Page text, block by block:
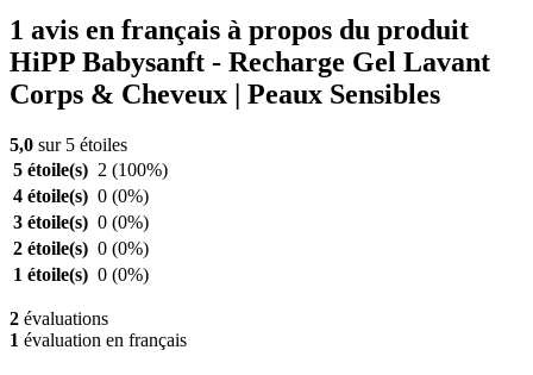
1 avis en français à propos du produit
HiPP Babysanft - Recharge Gel Lavant
Corps & Cheveux | Peaux Sensibles
5,0 sur 5 étoiles
5 étoile(s) 2 (100%)
4 étoile(s) 0 (0%)
3 étoile(s) 0 (0%)
2 étoile(s) 0 (0%)
1 étoile(s) 0 (0%)
2 évaluations
1 évaluation en français